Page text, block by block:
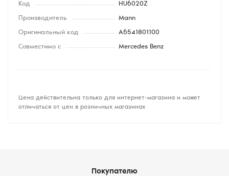
Код HU6020Z
Производитель Mann
Оригинальный код A6541801100
Совместимо с Mercedes Benz
Цена действительна только для интернет-магазина и может
отличаться от цен в розничных магазинах
Покупателю